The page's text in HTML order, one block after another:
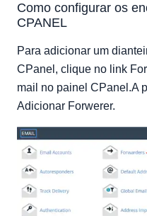
Como configurar os
CPANEL
Para adicionar um
CPanel, clique no link
mail no painel CPanel.A
Adicionar Forwerer.